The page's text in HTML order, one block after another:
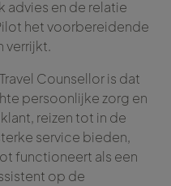
advies en de relatie
het voorbereidende
verrijkt.
Counsellor is dat
persoonlijke zorg en
reizen tot in de
service bieden,
functioneert als een
op de